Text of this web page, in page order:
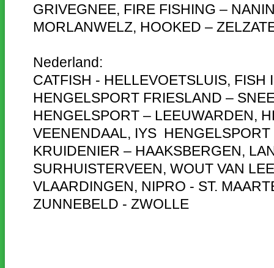
GRIVEGNEE, FIRE FISHING –
MORLANWELZ, HOOKED –
Nederland:
CATFISH - HELLEVOETSLUIS, FISH
HENGELSPORT FRIESLAND –
HENGELSPORT – LEEUWARDEN,
VEENENDAAL, IYS HENGELSPORT
KRUIDENIER – HAAKSBERGEN,
SURHUISTERVEEN, WOUT VAN
VLAARDINGEN, NIPRO - ST.
ZUNNEBELD - ZWOLLE